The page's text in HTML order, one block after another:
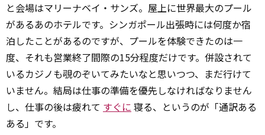
と会場はマリーナベイ・サンズ。屋上に世界最大のプール
があるあのホテルです。シンガポール出張時には何度か宿
泊したことがあるのですが、プールを体験できたのは一
度、それも営業終了間際の15分程度だけです。併設されて
いるカジノも覗のぞいてみたいなと思いつつ、まだ行けて
いません。結局は仕事の準備を優先しなければなりません
し、仕事の後は疲れて すぐに 寝る、というのが「通訳ある
ある」です。